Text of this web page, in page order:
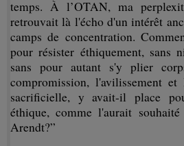
temps. À l’OTAN, ma
retrouvait là l'écho d'un intérêt
camps de concentration.
pour résister éthiquement, sans
sans pour autant s'y plier
compromission, l'avilissement
sacrificielle, y avait-il place
éthique, comme l'aurait
Arendt?”